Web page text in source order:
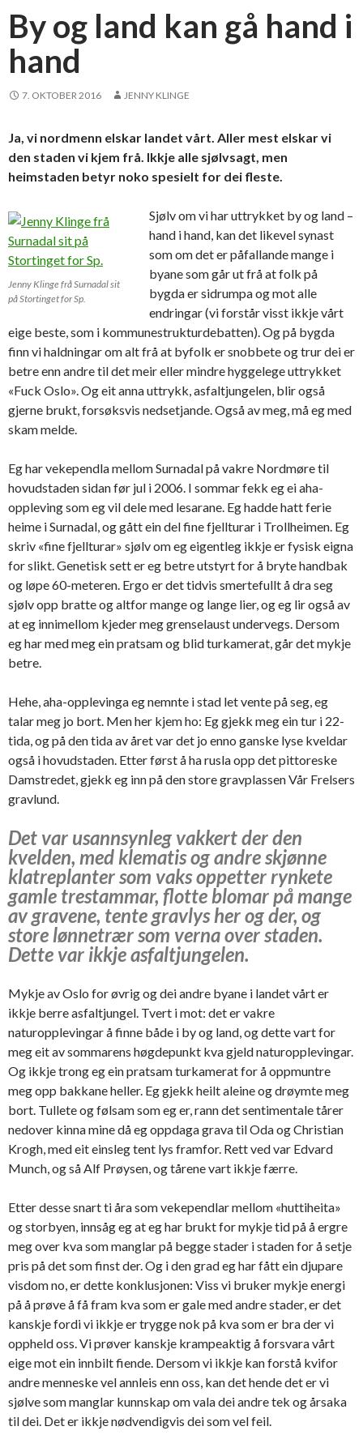
By og land kan gå hand i
hand
7. OKTOBER 2016 JENNY KLINGE
Ja, vi nordmenn elskar landet vårt. Aller mest elskar vi
den staden vi kjem frå. Ikkje alle sjølvsagt, men
heimstaden betyr noko spesielt for dei fleste.
Jenny Klinge frå Surnadal sit
på Stortinget for Sp.
Sjølv om vi har uttrykket by og land –
hand i hand, kan det likevel synast
som om det er påfallande mange i
byane som går ut frå at folk på
bygda er sidrumpa og mot alle
endringar (vi forstår visst ikkje vårt
eige beste, som i kommunestrukturdebatten). Og på bygda
finn vi haldningar om alt frå at byfolk er snobbete og trur dei er
betre enn andre til det meir eller mindre hyggelege uttrykket
«Fuck Oslo». Og eit anna uttrykk, asfaltjungelen, blir også
gjerne brukt, forsøksvis nedsetjande. Også av meg, må eg med
skam melde.
Eg har vekependla mellom Surnadal på vakre Nordmøre til
hovudstaden sidan før jul i 2006. I sommar fekk eg ei aha-
oppleving som eg vil dele med lesarane. Eg hadde hatt ferie
heime i Surnadal, og gått ein del fine fjellturar i Trollheimen. Eg
skriv «fine fjellturar» sjølv om eg eigentleg ikkje er fysisk eigna
for slikt. Genetisk sett er eg betre utstyrt for å bryte handbak
og løpe 60-meteren. Ergo er det tidvis smertefullt å dra seg
sjølv opp bratte og altfor mange og lange lier, og eg lir også av
at eg innimellom kjeder meg grenselaust undervegs. Dersom
eg har med meg ein pratsam og blid turkamerat, går det mykje
betre.
Hehe, aha-opplevinga eg nemnte i stad let vente på seg, eg
talar meg jo bort. Men her kjem ho: Eg gjekk meg ein tur i 22-
tida, og på den tida av året var det jo enno ganske lyse kveldar
også i hovudstaden. Etter først å ha rusla opp det pittoreske
Damstredet, gjekk eg inn på den store gravplassen Vår Frelsers
gravlund.
Det var usannsynleg vakkert der den
kvelden, med klematis og andre skjønne
klatreplanter som vaks oppetter rynkete
gamle trestammar, flotte blomar på mange
av gravene, tente gravlys her og der, og
store lønnetrær som verna over staden.
Dette var ikkje asfaltjungelen.
Mykje av Oslo for øvrig og dei andre byane i landet vårt er
ikkje berre asfaltjungel. Tvert i mot: det er vakre
naturopplevingar å finne både i by og land, og dette vart for
meg eit av sommarens høgdepunkt kva gjeld naturopplevingar.
Og ikkje trong eg ein pratsam turkamerat for å oppmuntre
meg opp bakkane heller. Eg gjekk heilt aleine og drøymte meg
bort. Tullete og følsam som eg er, rann det sentimentale tårer
nedover kinna mine då eg oppdaga grava til Oda og Christian
Krogh, med eit einsleg tent lys framfor. Rett ved var Edvard
Munch, og så Alf Prøysen, og tårene vart ikkje færre.
Etter desse snart ti åra som vekependlar mellom «huttiheita»
og storbyen, innsåg eg at eg har brukt for mykje tid på å ergre
meg over kva som manglar på begge stader i staden for å setje
pris på det som finst der. Og i den grad eg har fått ein djupare
visdom no, er dette konklusjonen: Viss vi bruker mykje energi
på å prøve å få fram kva som er gale med andre stader, er det
kanskje fordi vi ikkje er trygge nok på kva som er bra der vi
oppheld oss. Vi prøver kanskje krampeaktig å forsvara vårt
eige mot ein innbilt fiende. Dersom vi ikkje kan forstå kvifor
andre menneske vel annleis enn oss, kan det hende det er vi
sjølve som manglar kunnskap om vala dei andre tek og årsaka
til dei. Det er ikkje nødvendigvis dei som vel feil.